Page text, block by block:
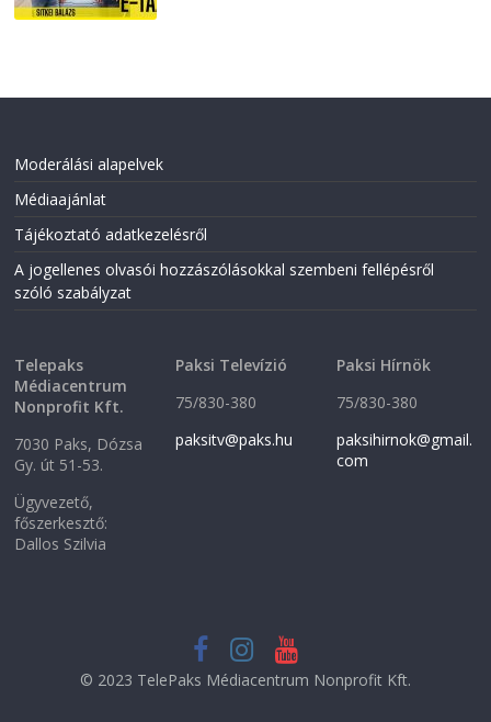
Moderálási alapelvek
Médiaajánlat
Tájékoztató adatkezelésről
A jogellenes olvasói hozzászólásokkal szembeni fellépésről
szóló szabályzat
Telepaks
Médiacentrum
Nonprofit Kft.
7030 Paks, Dózsa
Gy. út 51-53.
Ügyvezető,
főszerkesztő:
Dallos Szilvia
Paksi Televízió
75/830-380
paksitv@paks.hu
Paksi Hírnök
75/830-380
paksihirnok@gmail.
com
© 2023 TelePaks Médiacentrum Nonprofit Kft.